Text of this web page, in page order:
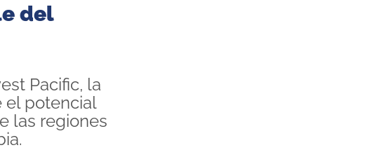
del
Pacific, la
el potencial
las regiones